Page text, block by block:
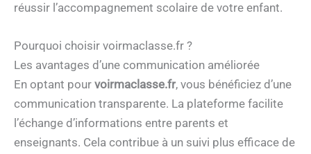
réussir l’accompagnement scolaire de votre enfant.
Pourquoi choisir voirmaclasse.fr ?
Les avantages d’une communication améliorée
En optant pour voirmaclasse.fr, vous bénéficiez d’une
communication transparente. La plateforme facilite
l’échange d’informations entre parents et
enseignants. Cela contribue à un suivi plus efficace de